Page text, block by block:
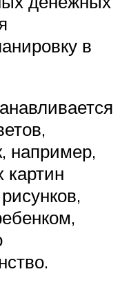
в
например,
картин